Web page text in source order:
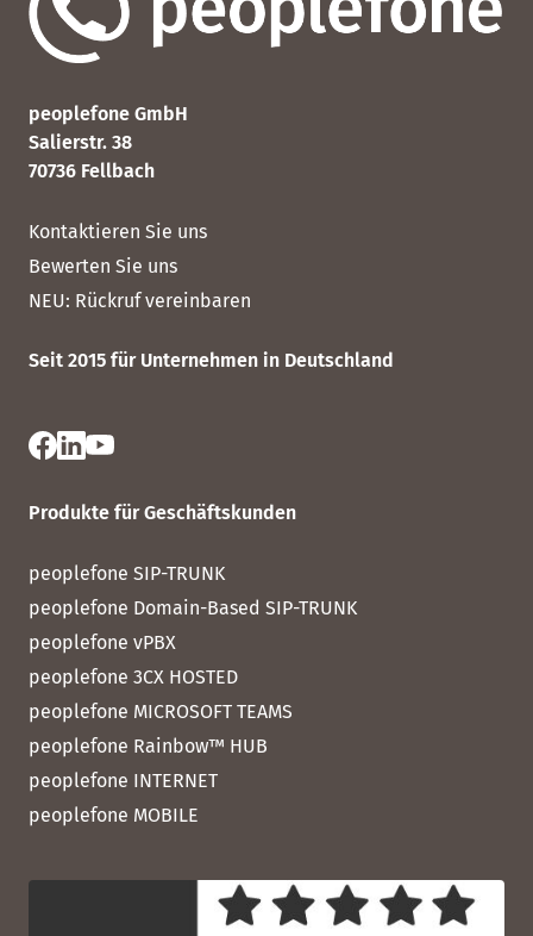
peoplefone GmbH
Salierstr. 38
70736 Fellbach
Kontaktieren Sie uns
Bewerten Sie uns
NEU: Rückruf vereinbaren
Seit 2015 für Unternehmen in Deutschland
Produkte für Geschäftskunden
peoplefone SIP-TRUNK
peoplefone Domain-Based SIP-TRUNK
peoplefone vPBX
peoplefone 3CX HOSTED
peoplefone MICROSOFT TEAMS
peoplefone Rainbow™ HUB
peoplefone INTERNET
peoplefone MOBILE